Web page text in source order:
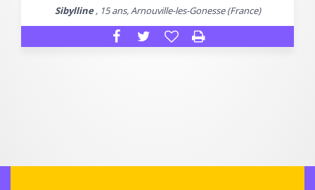
Sibylline, 15 ans, Arnouville-les-Gonesse (France)